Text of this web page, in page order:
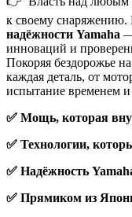
к своему снаряжению.
надёжности Yamaha —
инноваций и
Покоряя бездорожье на
каждая деталь, от
испытание временем и
✅ Мощь, которая
✅ Технологии,
✅ Надёжность
✅ Прямиком из